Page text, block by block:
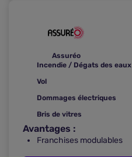
Assuréo
Incendie / Dégats des eaux
Vol
Dommages électriques
Bris de vitres
Avantages :
Franchises modulables